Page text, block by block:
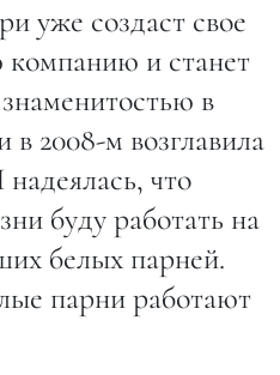
уже создаст свое
компанию и станет
в
в 2008-м возглавила
что
буду работать на
белых парней.
парни работают